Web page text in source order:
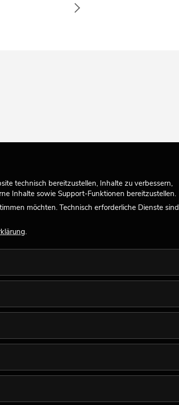
technisch bereitzustellen, Inhalte zu verbessern,
Inhalte sowie Support-Funktionen bereitzustellen.
möchten. Technisch erforderliche Dienste sind
.